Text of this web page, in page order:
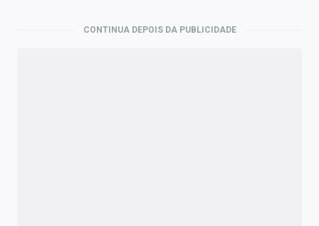
CONTINUA DEPOIS DA PUBLICIDADE